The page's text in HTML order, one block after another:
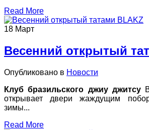
Read More
18 Март
Весенний открытый
Опубликовано в Новости
Клуб бразильского джиу джитсу
открывает двери жаждущим
зимы...
Read More